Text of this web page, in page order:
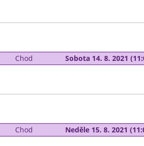
Chod Sobota 14. 8. 2021
Chod Neděle 15. 8. 2021